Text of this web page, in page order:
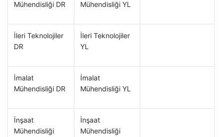
Mühendisliği DR
Mühendisliği YL
İleri Teknolojiler
DR
İleri Teknolojiler
YL
İmalat
Mühendisliği DR
İmalat
Mühendisliği YL
İnşaat
Mühendisliği
İnşaat
Mühendisliği